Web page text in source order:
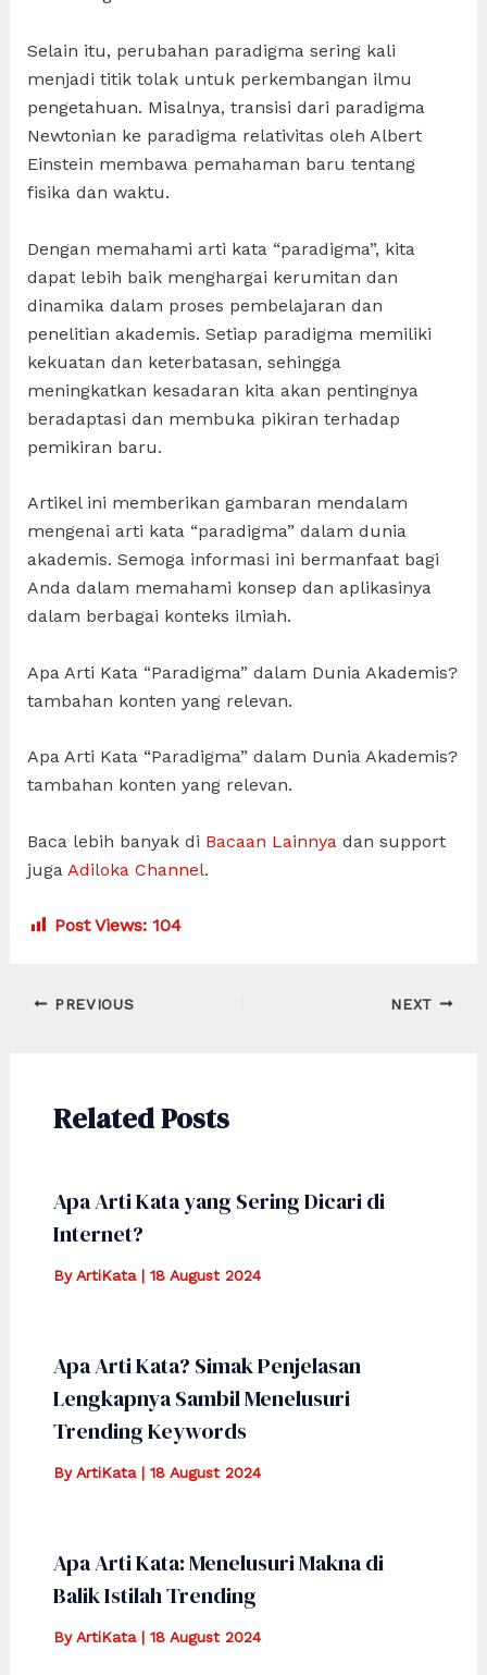
Selain itu, perubahan paradigma sering kali
menjadi titik tolak untuk perkembangan ilmu
pengetahuan. Misalnya, transisi dari paradigma
Newtonian ke paradigma relativitas oleh Albert
Einstein membawa pemahaman baru tentang
fisika dan waktu.
Dengan memahami arti kata “paradigma”, kita
dapat lebih baik menghargai kerumitan dan
dinamika dalam proses pembelajaran dan
penelitian akademis. Setiap paradigma memiliki
kekuatan dan keterbatasan, sehingga
meningkatkan kesadaran kita akan pentingnya
beradaptasi dan membuka pikiran terhadap
pemikiran baru.
Artikel ini memberikan gambaran mendalam
mengenai arti kata “paradigma” dalam dunia
akademis. Semoga informasi ini bermanfaat bagi
Anda dalam memahami konsep dan aplikasinya
dalam berbagai konteks ilmiah.
Apa Arti Kata “Paradigma” dalam Dunia Akademis?
tambahan konten yang relevan.
Apa Arti Kata “Paradigma” dalam Dunia Akademis?
tambahan konten yang relevan.
Baca lebih banyak di Bacaan Lainnyadan support
juga Adiloka Channel.
Post Views: 104
Post
PREVIOUS NEXT
Related Posts
Apa Arti Kata yang Sering Dicari di
Internet?
ByArtiKata | 18 August 2024
Apa Arti Kata? Simak Penjelasan
Lengkapnya Sambil Menelusuri
Trending Keywords
ByArtiKata | 18 August 2024
Apa Arti Kata: Menelusuri Makna di
Balik Istilah Trending
ByArtiKata | 18 August 2024